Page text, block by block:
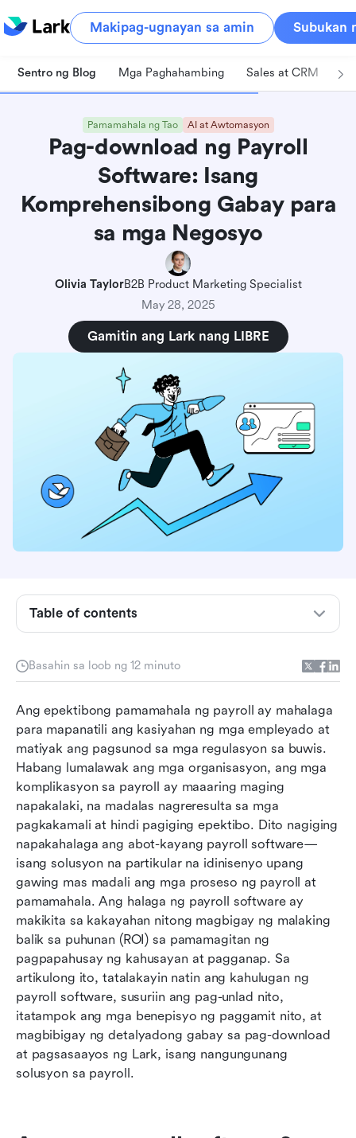
Makipag-ugnayan sa amin Subukan
Sentro ng Blog Mga Paghahambing Sales at CRM
Pamamahala ng Tao AI at Awtomasyon
Pag-download ng Payroll
Software: Isang
Komprehensibong Gabay para
sa mga Negosyo
Olivia TaylorB2B Product Marketing Specialist
May 28, 2025
Gamitin ang Lark nang LIBRE
Basahin sa loob ng 12 minuto
Ang epektibong pamamahala ng payroll ay mahalaga
para mapanatili ang kasiyahan ng mga empleyado at
matiyak ang pagsunod sa mga regulasyon sa buwis.
Habang lumalawak ang mga organisasyon, ang mga
komplikasyon sa payroll ay maaaring maging
napakalaki, na madalas nagreresulta sa mga
pagkakamali at hindi pagiging epektibo. Dito nagiging
napakahalaga ang abot-kayang payroll software—
isang solusyon na partikular na idinisenyo upang
gawing mas madali ang mga proseso ng payroll at
pamamahala. Ang halaga ng payroll software ay
makikita sa kakayahan nitong magbigay ng malaking
balik sa puhunan (ROI) sa pamamagitan ng
pagpapahusay ng kahusayan at pagganap. Sa
artikulong ito, tatalakayin natin ang kahulugan ng
payroll software, susuriin ang pag-unlad nito,
itatampok ang mga benepisyo ng paggamit nito, at
magbibigay ng detalyadong gabay sa pag-download
at pagsasaayos ng Lark, isang nangungunang
solusyon sa payroll.
Table of contents
Ano ang payroll software?
Alamin ang Lark: Ang iyong all-in-one na
solusyon sa payroll
Higit pang mga libreng solusyon sa software
para sa payroll na dapat isaalang-alang
Madaling pag-download ng payroll software:
Mga tagubilin gamit ang Lark
Pagbubukas ng buong potensyal ng iyong
payroll software
Mga Madalas Itanong
Konklusyon
May kaugnayang pagbasa